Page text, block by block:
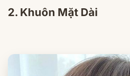
2. Khuôn Mặt Dài